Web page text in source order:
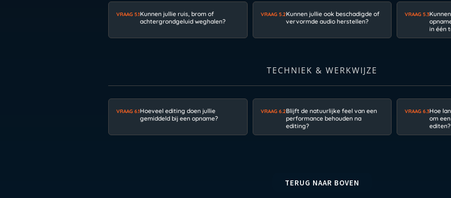
VRAAG 5.1Kunnen jullie ruis, brom of
achtergrondgeluid weghalen?
VRAAG 5.2Kunnen jullie ook beschadigde of
vervormde audio herstellen?
VRAAG 5.3
in één
TECHNIEK & WERKWIJZE
VRAAG 6.1Hoeveel editing doen jullie
gemiddeld bij een opname?
VRAAG 6.2Blijft de natuurlijke feel van een
performance behouden na
editing?
VRAAG 6.3Hoe
om
editen?
TERUG NAAR BOVEN